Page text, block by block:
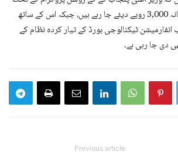
12 لاکھ مزدوروں کو ماہانہ 3,000 روپے دیئے جا رہے ہیں، جبکہ اس کے ساتھ
انفارمیشن ٹیکنالوجی بورڈ کے تیار کردہ نظام کے
دی جا رہی ہے۔
Previous article